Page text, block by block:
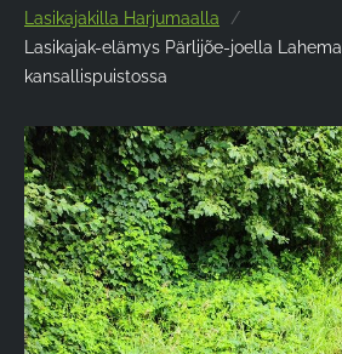
Lasikajakilla Harjumaalla
Lasikajak-elämys Pärlijõe-joella
kansallispuistossa